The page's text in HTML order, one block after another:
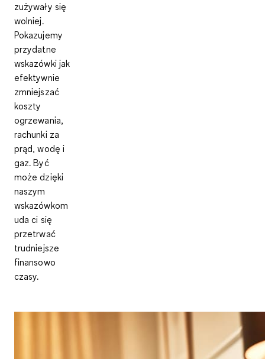
zużywały się
wolniej.
Pokazujemy
przydatne
wskazówki jak
efektywnie
zmniejszać
koszty
ogrzewania,
rachunki za
prąd, wodę i
gaz. Być
może dzięki
naszym
wskazówkom
uda ci się
przetrwać
trudniejsze
finansowo
czasy.